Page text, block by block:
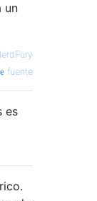
un
fuente
es